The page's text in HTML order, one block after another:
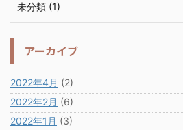
未分類 (1)
アーカイブ
2022年4月 (2)
2022年2月 (6)
2022年1月 (3)